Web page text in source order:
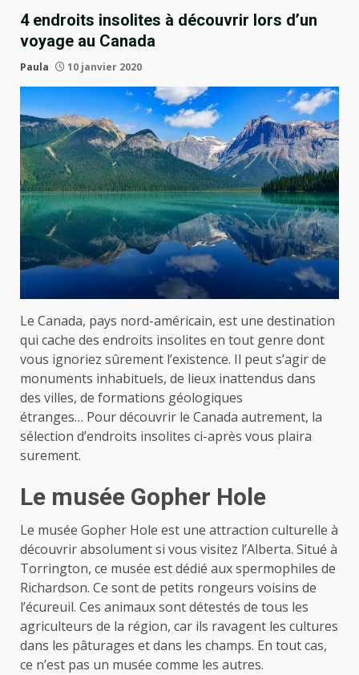
4 endroits insolites à découvrir lors d’un
voyage au Canada
Paula 10 janvier 2020
Le Canada, pays nord-américain, est une destination
qui cache des endroits insolites en tout genre dont
vous ignoriez sûrement l’existence. Il peut s’agir de
monuments inhabituels, de lieux inattendus dans
des villes, de formations géologiques
étranges… Pour découvrir le Canada autrement, la
sélection d’endroits insolites ci-après vous plaira
surement.
Le musée Gopher Hole
Le musée Gopher Hole est une attraction culturelle à
découvrir absolument si vous visitez l’Alberta. Situé à
Torrington, ce musée est dédié aux spermophiles de
Richardson. Ce sont de petits rongeurs voisins de
l’écureuil. Ces animaux sont détestés de tous les
agriculteurs de la région, car ils ravagent les cultures
dans les pâturages et dans les champs. En tout cas,
ce n’est pas un musée comme les autres.